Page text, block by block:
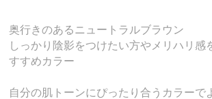
奥行きのあるニュートラルブラウン
しっかり陰影をつけたい方やメリハリ感
すすめカラー
自分の肌トーンにぴったり合うカラーで